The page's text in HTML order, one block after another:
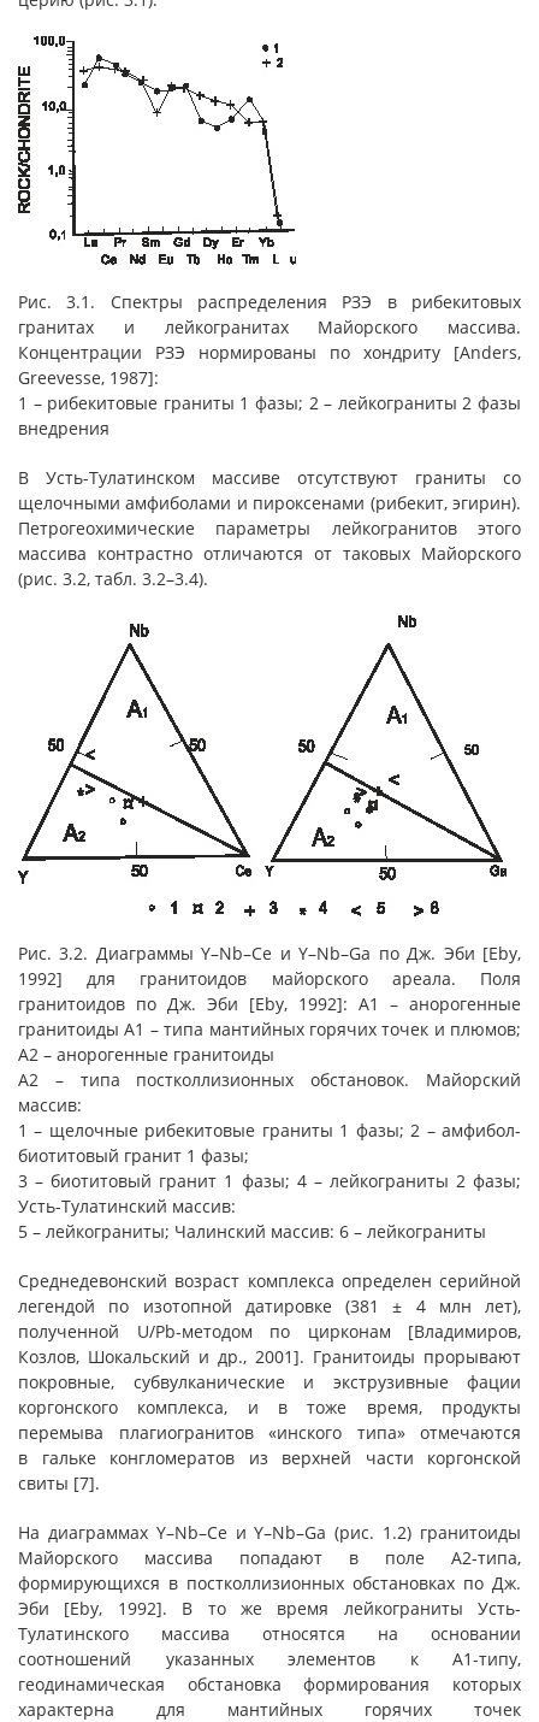
Рис. 3.1. Спектры распределения РЗЭ в рибекитовых
гранитах и лейкогранитах Майорского массива.
Концентрации РЗЭ нормированы по хондриту [Anders,
Greevesse, 1987]:
1 – рибекитовые граниты 1 фазы; 2 – лейкограниты 2 фазы
внедрения
В Усть-Тулатинском массиве отсутствуют граниты со
щелочными амфиболами и пироксенами (рибекит, эгирин).
Петрогеохимические параметры лейкогранитов этого
массива контрастно отличаются от таковых Майорского
(рис. 3.2, табл. 3.2–3.4).
Рис. 3.2. Диаграммы Y–Nb–Ce и Y–Nb–Ga по Дж. Эби [Eby,
1992] для гранитоидов майорского ареала. Поля
гранитоидов по Дж. Эби [Eby, 1992]: А1 – анорогенные
гранитоиды А1 – типа мантийных горячих точек и плюмов;
А2 – анорогенные гранитоиды
А2 – типа постколлизионных обстановок. Майорский
массив:
1 – щелочные рибекитовые граниты 1 фазы; 2 – амфибол-
биотитовый гранит 1 фазы;
3 – биотитовый гранит 1 фазы; 4 – лейкограниты 2 фазы;
Усть-Тулатинский массив:
5 – лейкограниты; Чалинский массив: 6 – лейкограниты
Среднедевонский возраст комплекса определен серийной
легендой по изотопной датировке (381 ± 4 млн лет),
полученной U/Pb-методом по цирконам [Владимиров,
Козлов, Шокальский и др., 2001]. Гранитоиды прорывают
покровные, субвулканические и экструзивные фации
коргонского комплекса, и в тоже время, продукты
перемыва плагиогранитов «инского типа» отмечаются
в гальке конгломератов из верхней части коргонской
свиты [7].
На диаграммах Y–Nb–Ce и Y–Nb–Ga (рис. 1.2) гранитоиды
Майорского массива попадают в поле А2-типа,
формирующихся в постколлизионных обстановках по Дж.
Эби [Eby, 1992]. В то же время лейкограниты Усть-
Тулатинского массива относятся на основании
соотношений указанных элементов к А1-типу,
геодинамическая обстановка формирования которых
характерна для мантийных горячих точек